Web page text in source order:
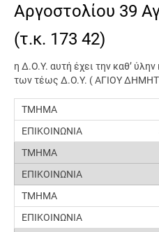
Αργοστολίου 39
(τ.κ. 173 42)
η Δ.Ο.Υ. αυτή έχει την καθ’
των τέως Δ.Ο.Υ. ( ΑΓΙΟΥ